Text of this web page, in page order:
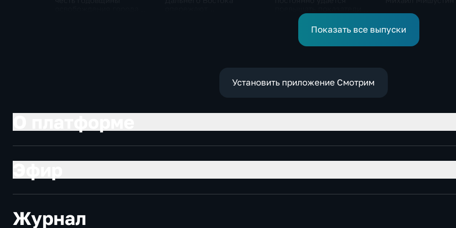
привлечения
инвестицийВПоказать все выпуски
Установить приложение Смотрим
Журнал